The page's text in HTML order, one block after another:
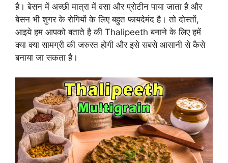
है। बेसन में अच्छी मात्रा में वसा और प्रोटीन पाया जाता है और
बेसन भी शुगर के रोगियों के लिए बहुत फायदेमंद है। तो दोस्तों,
आइये हम आपको बताते है की Thalipeeth बनाने के लिए हमें
क्या क्या सामग्री की जरुरत होगी और इसे सबसे आसानी से कैसे
बनाया जा सकता है।